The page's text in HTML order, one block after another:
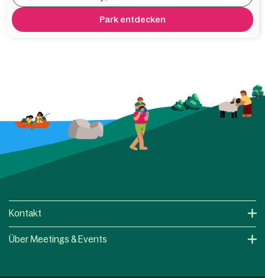
Park entdecken
Kontakt
Über Meetings & Events